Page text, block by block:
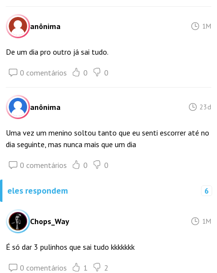
anônima 1M
De um dia pro outro já sai tudo.
0 comentários 0 0
anônima 23d
Uma vez um menino soltou tanto que eu senti escorrer até no
dia seguinte, mas nunca mais que um dia
0 comentários 0 0
eles respondem 6
Chops_Way 1M
É só dar 3 pulinhos que sai tudo kkkkkkk
0 comentários 1 2